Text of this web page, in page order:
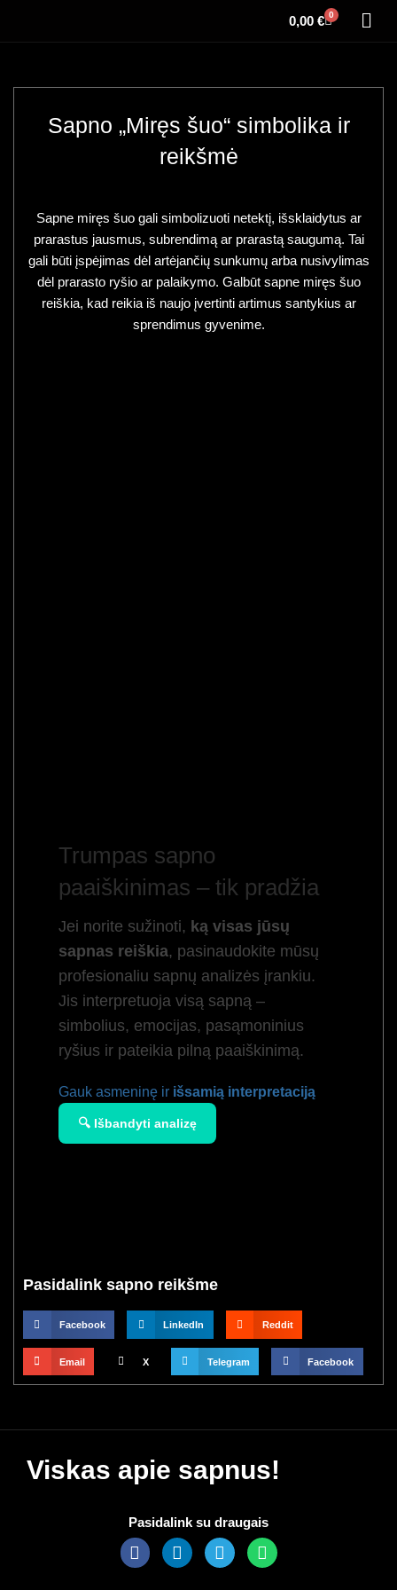
0,00 € 0
Sapno „Miręs šuo“ simbolika ir
reikšmė
Sapne miręs šuo gali simbolizuoti netektį, išsklaidytus ar
prarastus jausmus, subrendimą ar prarastą saugumą. Tai
gali būti įspėjimas dėl artėjančių sunkumų arba nusivylimas
dėl prarasto ryšio ar palaikymo. Galbūt sapne miręs šuo
reiškia, kad reikia iš naujo įvertinti artimus santykius ar
sprendimus gyvenime.
Trumpas sapno
paaiškinimas – tik pradžia
Jei norite sužinoti, ką visas jūsų
sapnas reiškia, pasinaudokite mūsų
profesionaliu sapnų analizės įrankiu.
Jis interpretuoja visą sapną –
simbolius, emocijas, pasąmoninius
ryšius ir pateikia pilną paaiškinimą.
Gauk asmeninę ir išsamią interpretaciją
🔍 Išbandyti analizę
Pasidalink sapno reikšme
Facebook LinkedIn Reddit
Email X Telegram Facebook
Viskas apie sapnus!
Pasidalink su draugais